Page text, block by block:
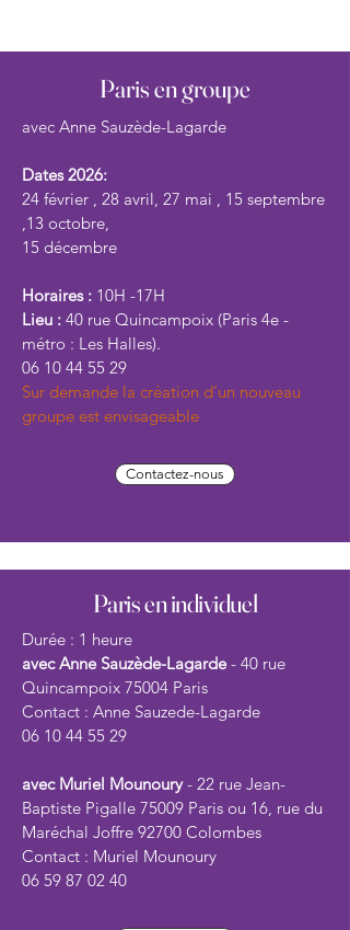
Paris en groupe
avec Anne Sauzède-Lagarde
Dates 2026:
24 février , 28 avril, 27 mai , 15 septembre
,13 octobre,
15 décembre
Horaires : 10H -17H
Lieu : 40 rue Quincampoix (Paris 4e -
métro : Les Halles).
06 10 44 55 29
​​​​​Sur demande la création d'un nouveau
groupe est envisageable
Contactez-nous
Paris en individuel
Durée : 1 heure
avec Anne Sauzède-Lagarde- 40 rue
Quincampoix 75004 Paris
Contact : Anne Sauzede-Lagarde
06 10 44 55 29
avec Muriel Mounoury- 22 rue Jean-
Baptiste Pigalle 75009 Paris ou 16, rue du
Maréchal Joffre 92700 Colombes
Contact : Muriel Mounoury
06 59 87 02 40